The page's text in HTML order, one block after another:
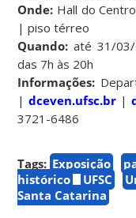
Onde: Hall do
| piso térreo
Quando: até 31/
das 7h às 20h
Informações:
|dceven.ufsc.br |
3721-6486
Tags: Exposição
histórico
UFSC
Santa Catarina